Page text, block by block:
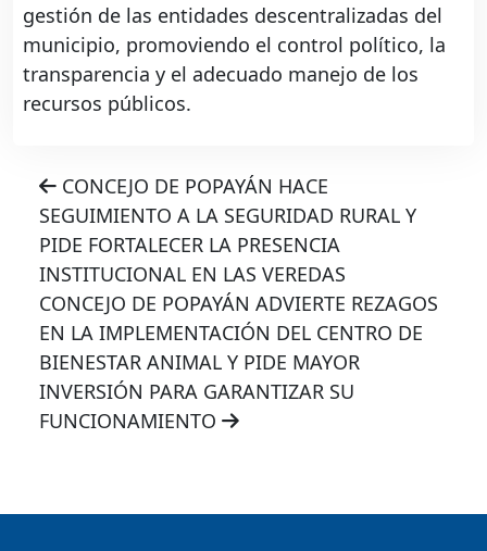
gestión de las entidades descentralizadas del
municipio, promoviendo el control político, la
transparencia y el adecuado manejo de los
recursos públicos.
CONCEJO DE POPAYÁN HACE
SEGUIMIENTO A LA SEGURIDAD RURAL Y
PIDE FORTALECER LA PRESENCIA
INSTITUCIONAL EN LAS VEREDAS
CONCEJO DE POPAYÁN ADVIERTE REZAGOS
EN LA IMPLEMENTACIÓN DEL CENTRO DE
BIENESTAR ANIMAL Y PIDE MAYOR
INVERSIÓN PARA GARANTIZAR SU
FUNCIONAMIENTO